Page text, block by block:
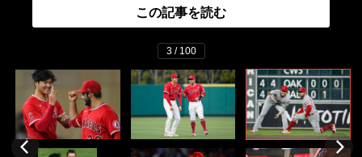
この記事を読む
3 / 100